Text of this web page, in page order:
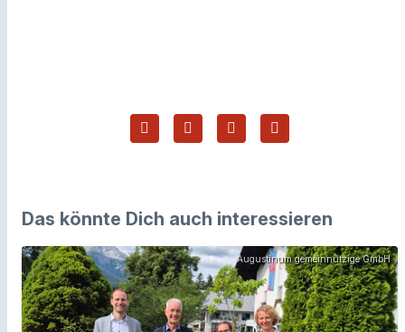
Das könnte Dich auch interessieren
Augustinum gemeinnützige GmbH